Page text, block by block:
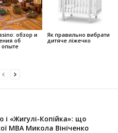
обзор и
об
опыте
Як правильно вибрати
дитяче ліжечко
і «Жигулі-Копійка»: що
МВА Микола Вініченко